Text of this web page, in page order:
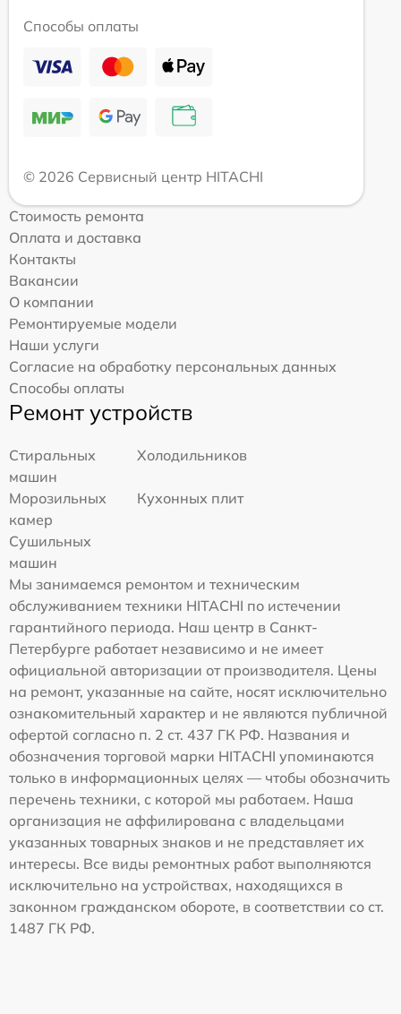
Способы оплаты
© 2026 Сервисный центр HITACHI
Стоимость ремонта
Оплата и доставка
Контакты
Вакансии
О компании
Ремонтируемые модели
Наши услуги
Согласие на обработку персональных данных
Способы оплаты
Ремонт устройств
Стиральных
машин
Холодильников
Морозильных
камер
Кухонных плит
Сушильных
машин
Мы занимаемся ремонтом и техническим
обслуживанием техники HITACHI по истечении
гарантийного периода. Наш центр в Санкт-
Петербурге работает независимо и не имеет
официальной авторизации от производителя. Цены
на ремонт, указанные на сайте, носят исключительно
ознакомительный характер и не являются публичной
офертой согласно п. 2 ст. 437 ГК РФ. Названия и
обозначения торговой марки HITACHI упоминаются
только в информационных целях — чтобы обозначить
перечень техники, с которой мы работаем. Наша
организация не аффилирована с владельцами
указанных товарных знаков и не представляет их
интересы. Все виды ремонтных работ выполняются
исключительно на устройствах, находящихся в
законном гражданском обороте, в соответствии со ст.
1487 ГК РФ.